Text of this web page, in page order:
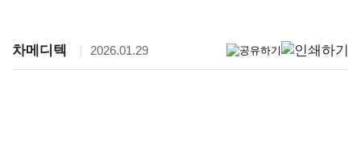
차메디텍 2026.01.29